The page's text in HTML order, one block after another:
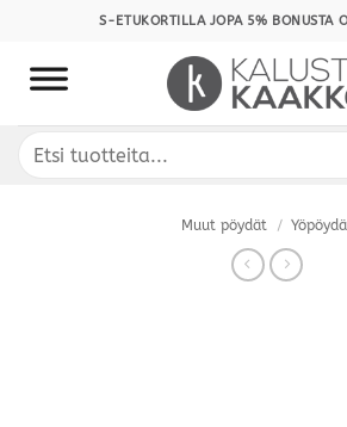
content
S-ETUKORTILLA JOPA 5% BONUSTA
Etsi:
Muut pöydät /